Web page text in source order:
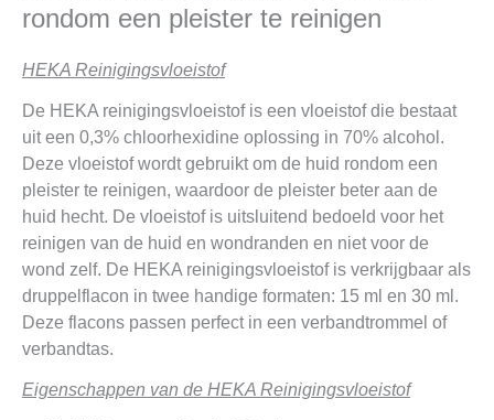
rondom een pleister te reinigen
HEKA Reinigingsvloeistof
De HEKA reinigingsvloeistof is een vloeistof die bestaat
uit een 0,3% chloorhexidine oplossing in 70% alcohol.
Deze vloeistof wordt gebruikt om de huid rondom een
pleister te reinigen, waardoor de pleister beter aan de
huid hecht. De vloeistof is uitsluitend bedoeld voor het
reinigen van de huid en wondranden en niet voor de
wond zelf. De HEKA reinigingsvloeistof is verkrijgbaar als
druppelflacon in twee handige formaten: 15 ml en 30 ml.
Deze flacons passen perfect in een verbandtrommel of
verbandtas.
Eigenschappen van de HEKA Reinigingsvloeistof